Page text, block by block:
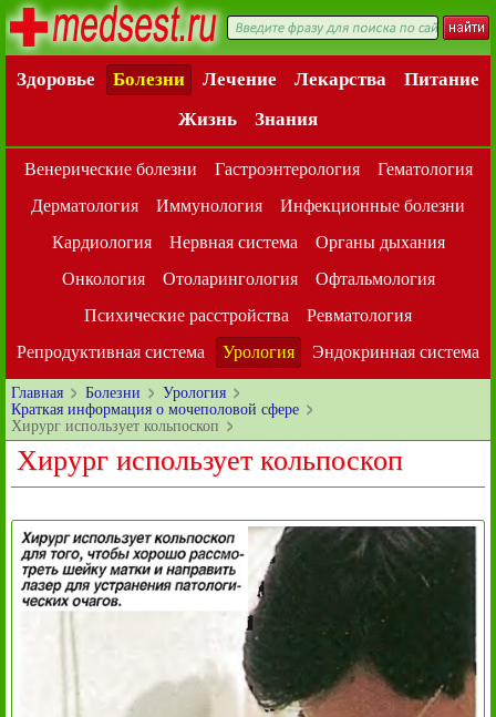
Здоровье Болезни Лечение Лекарства
Питание
Жизнь
Знания
Венерические болезни Гастроэнтерология
Гематология
Дерматология
Иммунология
Инфекционные болезни
Кардиология
Нервная система
Органы дыхания
Онкология
Отоларингология
Офтальмология
Психические расстройства
Ревматология
Репродуктивная система
Урология Эндокринная система
Главная Болезни
Урология
Краткая информация о мочеполовой сфере
Хирург использует кольпоскоп
Хирург использует кольпоскоп